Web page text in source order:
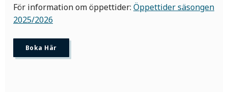
För information om öppettider: Öppettider säsongen
2025/2026
Boka Här